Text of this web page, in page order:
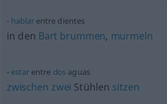
hablarentre dientes
in den Bart brummen, murmeln
estarentre dos aguas
zwischen zwei Stühlen sitzen